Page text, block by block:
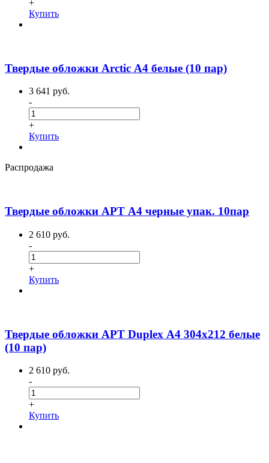
+
Купить
Твердые обложки Arctic А4 белые (10 пар)
3 641 руб.
-
+
Купить
Распродажа
Твердые обложки АРТ А4 черные упак. 10пар
2 610 руб.
-
+
Купить
Твердые обложки АРТ Duplex А4 304х212 белые
(10 пар)
2 610 руб.
-
+
Купить